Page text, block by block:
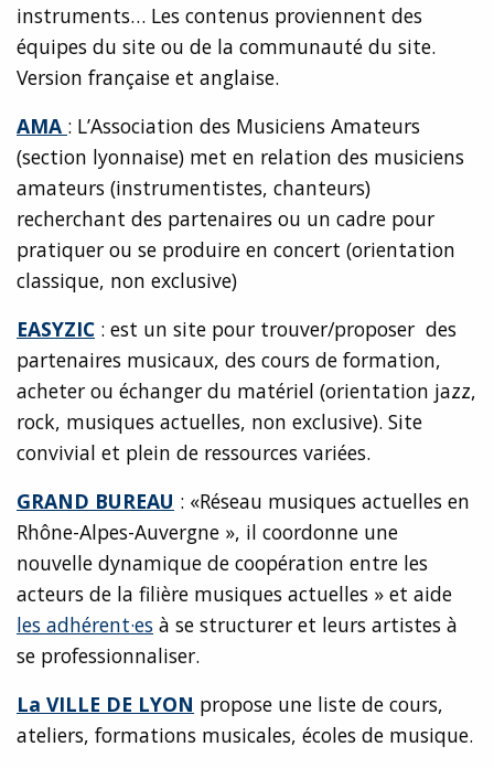
instruments… Les contenus proviennent des
équipes du site ou de la communauté du site.
Version française et anglaise.
AMA : L’Association des Musiciens Amateurs
(section lyonnaise) met en relation des musiciens
amateurs (instrumentistes, chanteurs)
recherchant des partenaires ou un cadre pour
pratiquer ou se produire en concert (orientation
classique, non exclusive)
EASYZIC : est un site pour trouver/proposer des
partenaires musicaux, des cours de formation,
acheter ou échanger du matériel (orientation jazz,
rock, musiques actuelles, non exclusive). Site
convivial et plein de ressources variées.
GRAND BUREAU : «Réseau musiques actuelles en
Rhône-Alpes-Auvergne », il coordonne une
nouvelle dynamique de coopération entre les
acteurs de la filière musiques actuelles » et aide
les adhérent·es à se structurer et leurs artistes à
se professionnaliser.
La VILLE DE LYON propose une liste de cours,
ateliers, formations musicales, écoles de musique.